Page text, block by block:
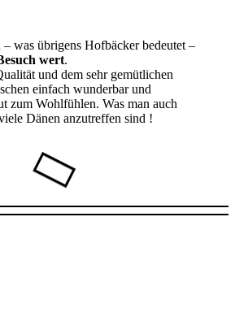
– was übrigens Hofbäcker bedeutet –
wert.
und dem sehr gemütlichen
einfach wunderbar und
zum Wohlfühlen. Was man auch
Dänen anzutreffen sind !